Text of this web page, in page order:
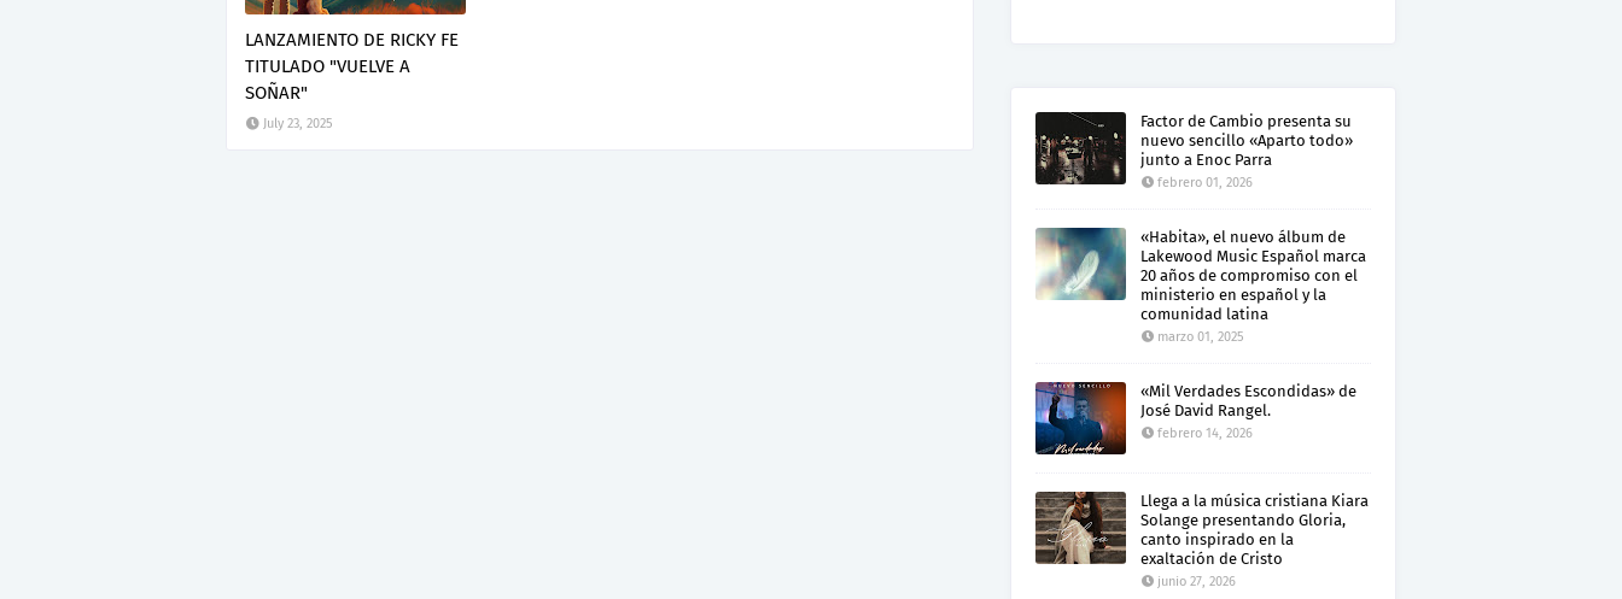
LANZAMIENTO DE RICKY FE
TITULADO "VUELVE A
SOÑAR"
July 23, 2025
Factor de Cambio presenta su
nuevo sencillo «Aparto todo»
junto a Enoc Parra
febrero 01, 2026
«Habita», el nuevo álbum de
Lakewood Music Español marca
20 años de compromiso con el
ministerio en español y la
comunidad latina
marzo 01, 2025
«Mil Verdades Escondidas» de
José David Rangel.
febrero 14, 2026
Llega a la música cristiana Kiara
Solange presentando Gloria,
canto inspirado en la
exaltación de Cristo
junio 27, 2026